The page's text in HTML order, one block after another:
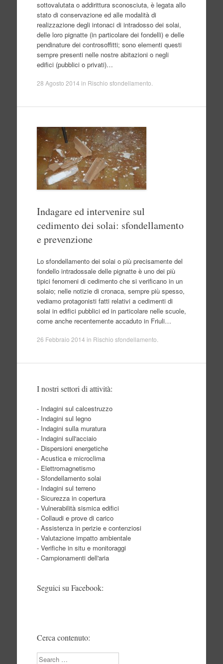
sottovalutata o addirittura sconosciuta, è legata allo
stato di conservazione ed alle modalità di
realizzazione degli intonaci di intradosso dei solai,
delle loro pignatte (in particolare dei fondelli) e delle
pendinature dei controsoffitti; sono elementi questi
sempre presenti nelle nostre abitazioni o negli
edifici (pubblici o privati)…
28 Agosto 2014 in Rischio sfondellamento
Indagare ed intervenire sul
cedimento dei solai: sfondellamento
e prevenzione
Lo sfondellamento dei solai o più precisamente del
fondello intradossale delle pignatte è uno dei più
tipici fenomeni di cedimento che si verificano in un
solaio; nelle notizie di cronaca, sempre più spesso,
vediamo protagonisti fatti relativi a cedimenti di
solai in edifici pubblici ed in particolare nelle scuole,
come anche recentemente accaduto in Friuli…
26 Febbraio 2014 in Rischio sfondellamento
I nostri settori di attività:
- Indagini sul calcestruzzo
- Indagini sul legno
- Indagini sulla muratura
- Indagini sull'acciaio
- Dispersioni energetiche
- Acustica e microclima
- Elettromagnetismo
- Sfondellamento solai
- Indagini sul terreno
- Sicurezza in copertura
- Vulnerabilità sismica edifici
- Collaudi e prove di carico
- Assistenza in perizie e contenziosi
- Valutazione impatto ambientale
- Verifiche in situ e monitoraggi
- Campionamenti dell'aria
Seguici su Facebook:
Cerca contenuto:
Search